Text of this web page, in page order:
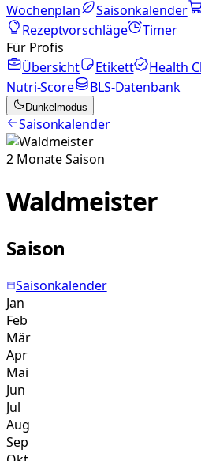
Wochenplan
Saisonkalender
Rezeptvorschläge
Timer
Für Profis
Übersicht
Etikett Health
Nutri-Score
BLS-Datenbank
Dunkelmodus
Saisonkalender
2 MonateSaison
Waldmeister
Saison
Saisonkalender
Jan
Feb
Mär
Apr
Mai
Jun
Jul
Aug
Sep